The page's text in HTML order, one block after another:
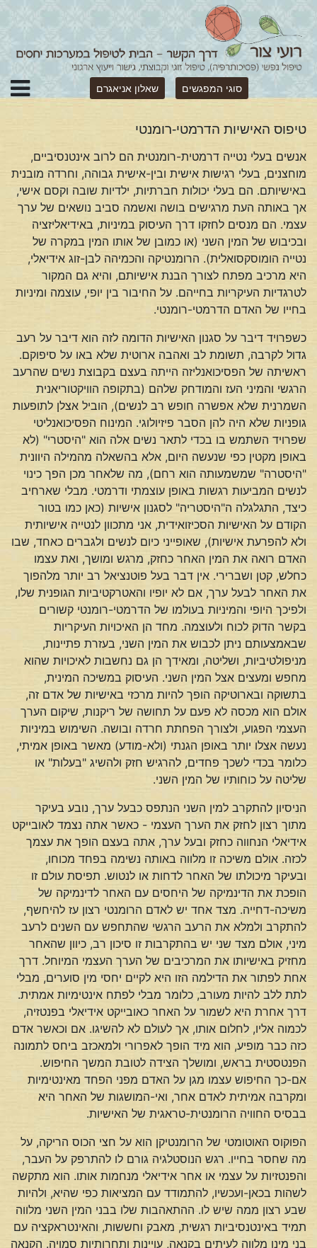
סוגי המפגשים שאלון אניאגרם
טיפוס האישיות הדרמטי-רומנטי
אנשים בעלי נטייה דרמטית-רומנטית הם לרוב אינטנסיביים,
מוחצנים, בעלי רגישות אישית ובין-אישית גבוהה, וחרדה מובנית
באישיותם. הם בעלי יכולות חברתיות, ילדיות שובה וקסם אישי,
אך באותה העת מרגישים בושה ואשמה סביב נושאים של ערך
עצמי. הם מנסים לחזקו דרך העיסוק במיניות, באידיאליזציה
ובכיבוש של המין השני (או כמובן של אותו המין במקרה של
נטייה הומוסקסואלית). הרומנטיקה והכמיהה לבן-זוג אידיאלי,
היא מרכיב מפתח לצורך הבנת אישיותם, והיא גם המקור
לטרגדיות העיקריות בחייהם. על החיבור בין יופי, עוצמה ומיניות
בחייו של האדם הדרמטי-רומנטי.
כשפרויד דיבר על סגנון האישיות הדומה לזה הוא דיבר על רעב
גדול לקרבה, תשומת לב ואהבה ארוטית שלא באו על סיפוקם.
ראשיתה של הפסיכואנליזה הייתה בעצם בקבוצת נשים שהרעב
הרגשי והמיני העז והמודחק שלהם (בתקופה הוויקטוריאנית
השמרנית שלא אפשרה חופש רב לנשים), הוביל אצלן לתופעות
גופניות שלא היה להן הסבר פיזיולוגי. המינוח הפסיכואנליטי
שפרויד השתמש בו בכדי לתאר נשים אלה הוא "היסטרי" (לא
באופן מקטין כפי שנעשה היום, אלא בהשאלה מהמילה היוונית
"היסטרה" שמשמעותה הוא רחם), מה שלאחר מכן הפך כינוי
לנשים המביעות רגשות באופן עוצמתי ודרמטי. מבלי שארחיב
כיצד, התגלגלה ה"היסטריה" לסגנון אישיות (כאן כמו בטור
הקודם על האישיות הסכיזואידית, אני מתכוון לנטייה אישיותית
ולא להפרעת אישיות), שאופייני כיום לנשים ולגברים כאחד, שבו
האדם רואה את המין האחר כחזק, מרגש ומושך, ואת עצמו
כחלש, קטן ושברירי. אין דבר בעל פוטנציאל רב יותר מלהפוך
את האחר לבעל ערך, אם לא יופיו והאטרקטיביות הגופנית שלו,
ולפיכך היופי והמיניות בעולמו של הדרמטי-רומנטי קשורים
בקשר הדוק לכוח ולעוצמה. מחד הן האיכויות העיקריות
שבאמצעותם ניתן לכבוש את המין השני, בעזרת פתיינות,
מניפולטיביות, ושליטה, ומאידך הן גם נחשבות לאיכויות שהוא
מחפש ומעצים אצל המין השני. העיסוק במשיכה המינית,
בתשוקה ובארוטיקה הופך להיות מרכזי באישיות של אדם זה,
אולם הוא מכסה לא פעם על תחושה של ריקנות, שיקום הערך
העצמי הפגוע, ולצורך הפחתת חרדה ובושה. השימוש במיניות
נעשה אצלו יותר באופן הגנתי (ולא-מודע) מאשר באופן אמיתי,
כלומר בכדי לשכך פחדים, להרגיש חזק ולהשיג "בעלות" או
שליטה על כוחותיו של המין השני.
הניסיון להתקרב למין השני הנתפס כבעל ערך, נובע בעיקר
מתוך רצון לחזק את הערך העצמי - כאשר אתה נצמד לאובייקט
אידיאלי הנחווה כחזק ובעל ערך, אתה בעצם הופך את עצמך
לכזה. אולם משיכה זו מלווה באותה נשימה בפחד מכוחו,
ובעיקר מיכולתו של האחר לדחות או לנטוש. תפיסת עולם זו
הופכת את הדינמיקה של היחסים עם האחר לדינמיקה של
משיכה-דחייה. מצד אחד יש לאדם הרומנטי רצון עז להיחשף,
להתקרב ולמלא את הרעב הרגשי שהתחפש עם השנים לרעב
מיני, אולם מצד שני יש בהתקרבות זו סיכון רב, כיוון שהאחר
מחזיק באישיותו את המרכיבים של הערך העצמי המיוחל. דרך
אחת לפתור את הדילמה הזו היא לקיים יחסי מין סוערים, מבלי
לתת ללב להיות מעורב, כלומר מבלי לפתח אינטימיות אמתית.
דרך אחרת היא לשמור על האחר כאובייקט אידיאלי בפנטזיה,
לכמוה אליו, לחלום אותו, אך לעולם לא להשיגו. אם וכאשר אדם
כזה כבר מופיע, הוא מיד הופך לאפרורי ולמאכזב ביחס לתמונה
הפנטסטית בראש, ומושלך הצידה לטובת המשך החיפוש.
אם-כך החיפוש עצמו מגן על האדם מפני הפחד מאינטימיות
ומקרבה אמיתית לאדם אחר, ואי-המושגות של האחר היא
בבסיס החוויה הרומנטית-טראגית של האישיות.
הפוקוס האוטומטי של הרומנטיקן הוא על חצי הכוס הריקה, על
מה שחסר בחייו. רגש הנוסטלגיה גורם לו להתרפק על העבר,
והפנטזיות על עצמי או אחר אידיאלי מנחמות אותו. הוא מתקשה
לשהות בכאן-ועכשיו, להתמודד עם המציאות כפי שהיא, ולהיות
שבע רצון ממה שיש לו. ההתאהבות שלו בבני המין השני מלווה
תמיד באינטנסיביות רגשית, מאבק וחששות, והאינטראקציה עם
בני מינו מלווה לעיתים בקנאה, עויינות ותחרותיות סמויה. הקנאה